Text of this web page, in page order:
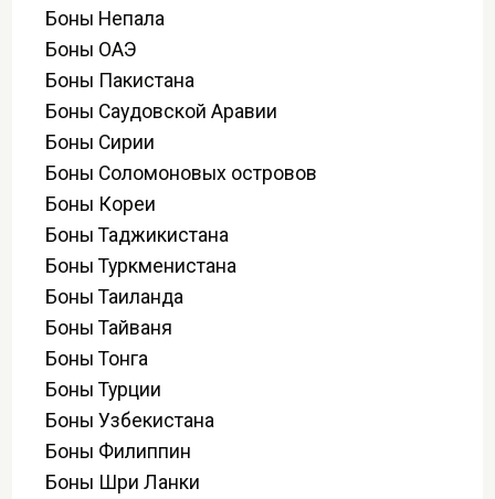
Боны Непала
Боны ОАЭ
Боны Пакистана
Боны Саудовской Аравии
Боны Сирии
Боны Соломоновых островов
Боны Кореи
Боны Таджикистана
Боны Туркменистана
Боны Таиланда
Боны Тайваня
Боны Тонга
Боны Турции
Боны Узбекистана
Боны Филиппин
Боны Шри Ланки